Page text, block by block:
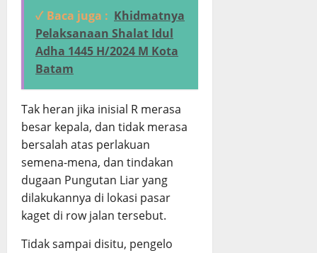
✓ Baca juga : Khidmatnya
Pelaksanaan Shalat Idul
Adha 1445 H/2024 M Kota
Batam
Tak heran jika inisial R merasa
besar kepala, dan tidak merasa
bersalah atas perlakuan
semena-mena, dan tindakan
dugaan Pungutan Liar yang
dilakukannya di lokasi pasar
kaget di row jalan tersebut.
Tidak sampai disitu, pengelo